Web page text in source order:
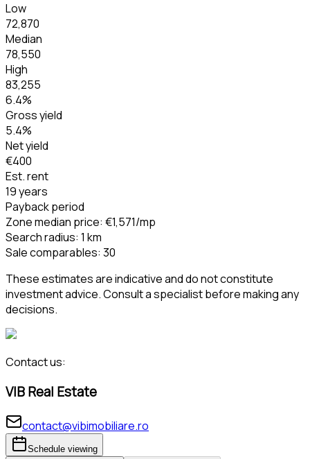
Low
72,870
Median
78,550
High
83,255
6.4%
Gross yield
5.4%
Net yield
€400
Est. rent
19 years
Payback period
Zone median price: €1,571/mp
Search radius: 1 km
Sale comparables: 30
These estimates are indicative and do not constitute
investment advice. Consult a specialist before making any
decisions.
Contact us:
VIB Real Estate
contact@vibimobiliare.ro
Schedule viewing